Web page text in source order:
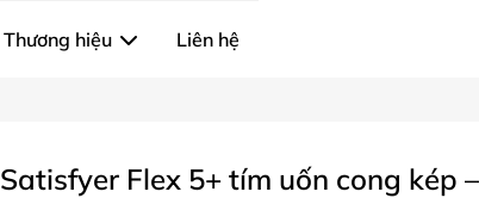
Thương hiệu Liên hệ
Satisfyer Flex 5+ tím uốn cong kép